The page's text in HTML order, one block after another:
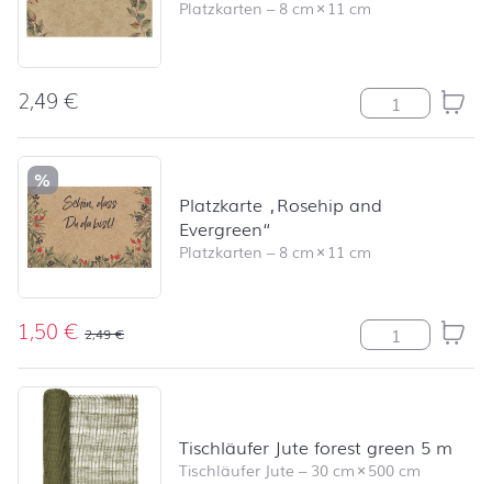
Platzkarten –8 cm× 11 cm
2,49€ Platzkarte
%
Platzkarte „Rosehip and
Evergreen“
Platzkarten –8 cm× 11 cm
1,50€ 2,49€ Platzkarte
Tischläufer Jute forest green 5 m
Tischläufer Jute –30 cm×500 cm